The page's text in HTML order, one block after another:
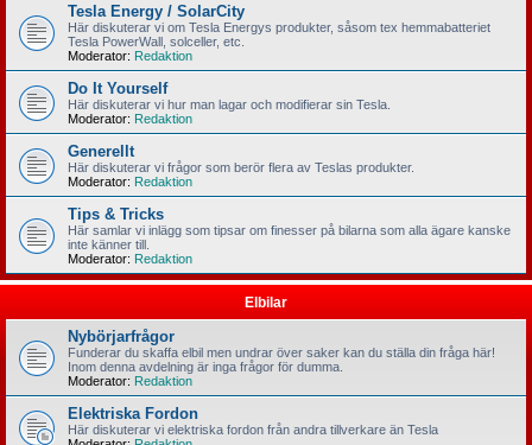
Tesla Energy / SolarCity
Här diskuterar vi om Tesla Energys produkter, såsom tex hemmabatteriet
Tesla PowerWall, solceller, etc.
Moderator: Redaktion
Do It Yourself
Här diskuterar vi hur man lagar och modifierar sin Tesla.
Moderator: Redaktion
Generellt
Här diskuterar vi frågor som berör flera av Teslas produkter.
Moderator: Redaktion
Tips & Tricks
Här samlar vi inlägg som tipsar om finesser på bilarna som alla ägare kanske
inte känner till.
Moderator: Redaktion
Elbilar
Nybörjarfrågor
Funderar du skaffa elbil men undrar över saker kan du ställa din fråga här!
Inom denna avdelning är inga frågor för dumma.
Moderator: Redaktion
Elektriska Fordon
Här diskuterar vi elektriska fordon från andra tillverkare än Tesla